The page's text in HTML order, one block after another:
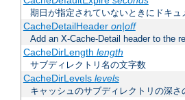
期日が指定されていないときにドキ
CacheDetailHeader on|off
Add an X-Cache-Detail header to the
CacheDirLength length
サブディレクトリ名の文字数
CacheDirLevels levels
キャッシュのサブディレクトリの深さ